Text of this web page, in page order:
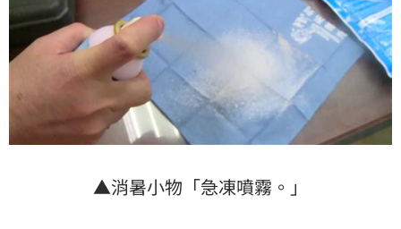
▲消暑小物「急凍噴霧。」